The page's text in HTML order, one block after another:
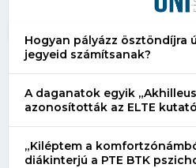
Hogyan pályázz ösztöndíjra
jegyeid számítsanak?
A daganatok egyik
azonosították az ELTE
„Kiléptem a
diákinterjú a PTE BTK